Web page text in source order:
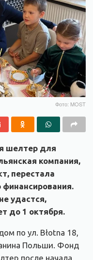
Фото: MOST
шелтер для
компания,
перестала
удастся,
до 1 октября.
по ул. Błotna 18,
Польши. Фонд
после начала